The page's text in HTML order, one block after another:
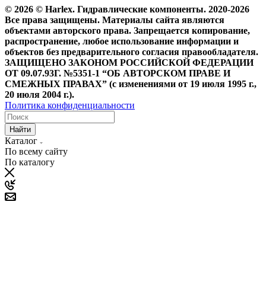
© 2026 © Harlex. Гидравлические компоненты. 2020-2026
Все права защищены. Материалы сайта являются
объектами авторского права. Запрещается копирование,
распространение, любое использование информации и
объектов без предварительного согласия правообладателя.
ЗАЩИЩЕНО ЗАКОНОМ РОССИЙСКОЙ ФЕДЕРАЦИИ
ОТ 09.07.93Г. №5351-1 “ОБ АВТОРСКОМ ПРАВЕ И
СМЕЖНЫХ ПРАВАХ” (с изменениями от 19 июля 1995 г.,
20 июля 2004 г.).
Политика конфиденциальности
Найти
Каталог
По всему сайту
По каталогу